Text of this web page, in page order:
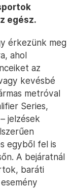
egész.
érkezünk meg
ahol
az
kevésbé
metróval
Series,
jelzések
egyből fel is
A bejáratnál
baráti